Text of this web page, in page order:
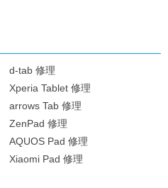
d-tab 修理
Xperia Tablet 修理
arrows Tab 修理
ZenPad 修理
AQUOS Pad 修理
Xiaomi Pad 修理